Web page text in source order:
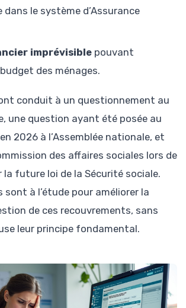
dans le système d’Assurance
imprévisible pouvant
des ménages.
conduit à un questionnement au
une question ayant été posée au
2026 à l’Assemblée nationale, et
des affaires sociales lors de
la future loi de la Sécurité sociale.
sont à l’étude pour améliorer la
de ces recouvrements, sans
leur principe fondamental.